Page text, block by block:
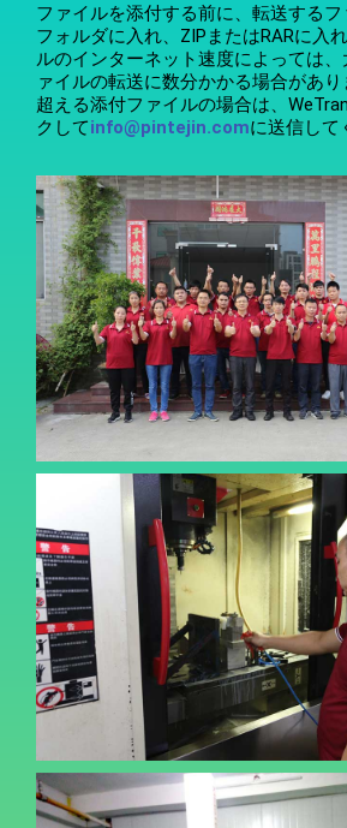
ファイルを添付する前に、転送するフ
フォルダに入れ、ZIPまたはRARに入
ルのインターネット速度によっては、
ァイルの転送に数分かかる場合があり
超える添付ファイルの場合は、
クしてinfo@pintejin.comに送信して